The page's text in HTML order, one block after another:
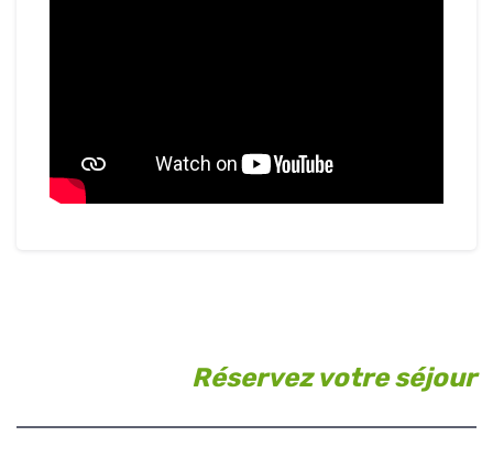
Réservez votre séjour